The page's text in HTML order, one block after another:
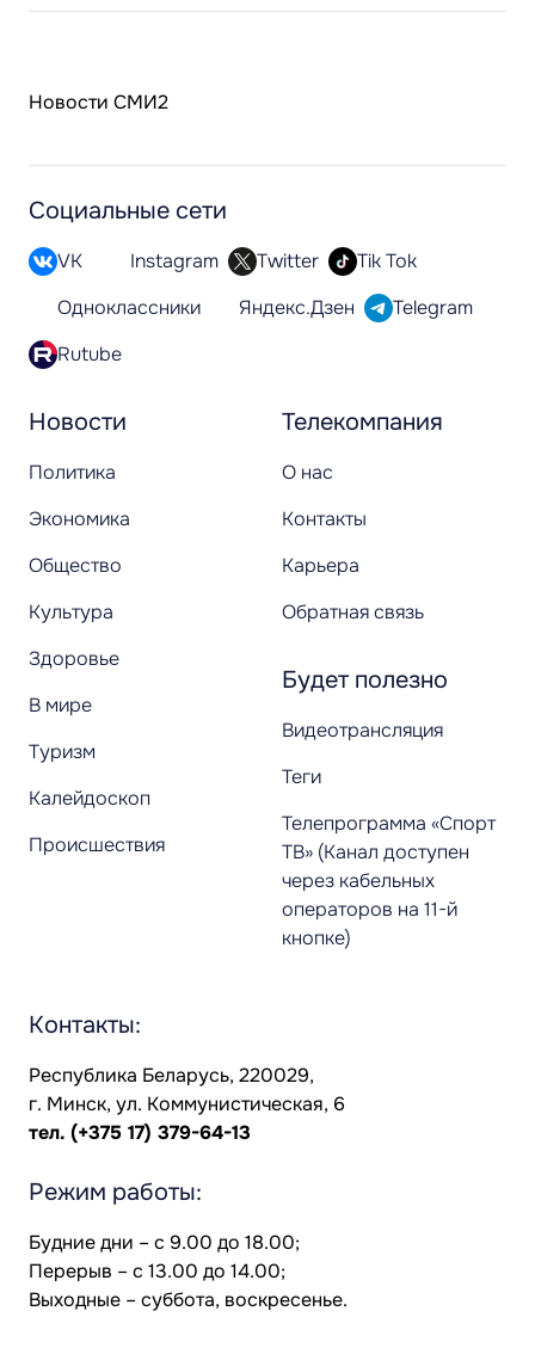
Новости СМИ2
Новости
Политика
Экономика
Общество
Культура
Здоровье
В мире
Туризм
Калейдоскоп
Происшествия
Телекомпания
О нас
Контакты
Карьера
Обратная связь
Будет полезно
Видеотрансляция
Теги
Телепрограмма «Спорт
ТВ» (Канал доступен
через кабельных
операторов на 11-й
кнопке)
Социальные сети
VK Instagram Twitter
Tik Tok
Одноклассники
Яндекс.Дзен
Telegram
Rutube
Контакты:
Республика Беларусь, 220029,
г. Минск, ул. Коммунистическая, 6
тел. (+375 17) 379-64-13
Режим работы:
Будние дни – с 9.00 до 18.00;
Перерыв – с 13.00 до 14.00;
Выходные – суббота, воскресенье.